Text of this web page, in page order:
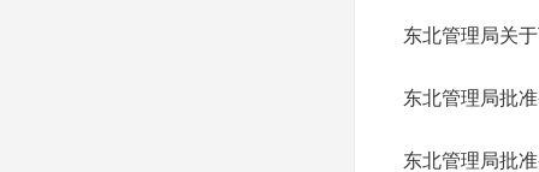
东北管理局关
东北管理局批
东北管理局批